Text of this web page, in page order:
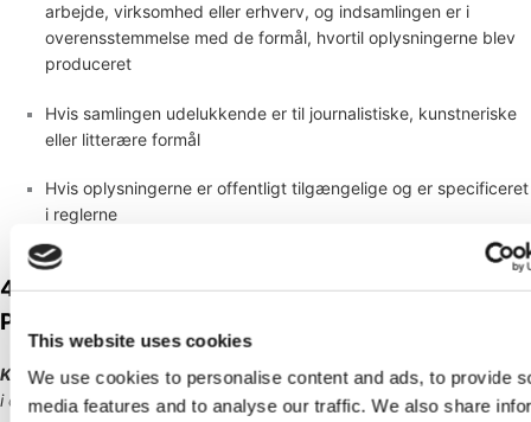
This website uses cookies
We use cookies to personalise content and ads, to provide
media features and to analyse our traffic. We also share
arbejde, virksomhed eller erhverv, og indsamlingen er i
overensstemmelse med de formål, hvortil oplysningerne blev
produceret
Hvis samlingen udelukkende er til journalistiske, kunstneriske
eller litterære formål
Hvis oplysningerne er offentligt tilgængelige og er specificeret
i reglerne
4. HVORNÅR OG MED HVEM DELER VI DINE
PERSONLIGE OPLYSNINGER?
Kort sagt:Vi kan dele oplysninger i specifikke situationer beskrevet
i dette afsnit og/eller med det følgendetredje partier.